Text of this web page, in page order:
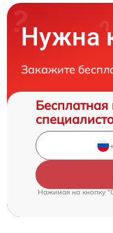
Нужна
Закажите
Бесплатная
Нажимая на кнопку